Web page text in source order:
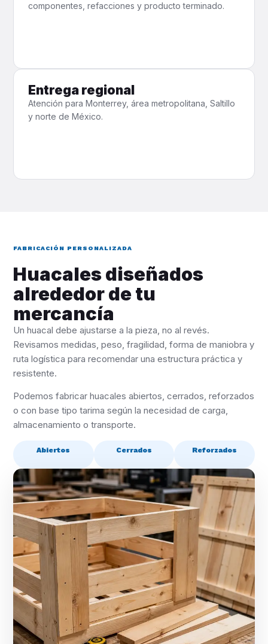
componentes, refacciones y producto terminado.
Entrega regional
Atención para Monterrey, área metropolitana, Saltillo
y norte de México.
FABRICACIÓN PERSONALIZADA
Huacales diseñados
alrededor de tu
mercancía
Un huacal debe ajustarse a la pieza, no al revés.
Revisamos medidas, peso, fragilidad, forma de maniobra y
ruta logística para recomendar una estructura práctica y
resistente.
Podemos fabricar huacales abiertos, cerrados, reforzados
o con base tipo tarima según la necesidad de carga,
almacenamiento o transporte.
Abiertos Cerrados Reforzados